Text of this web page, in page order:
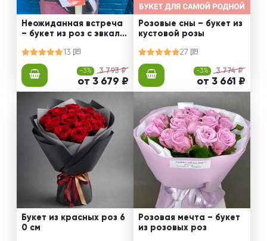
Неожиданная встреча
– букет из роз с эвкали
13
-3% 3 793 ₽
от 3 679 ₽
Розовые сны – букет из
кустовой розы
27
-3% 3 774 ₽
от 3 661 ₽
Букет из красных роз 6
0 см
Розовая мечта – букет
из розовых роз